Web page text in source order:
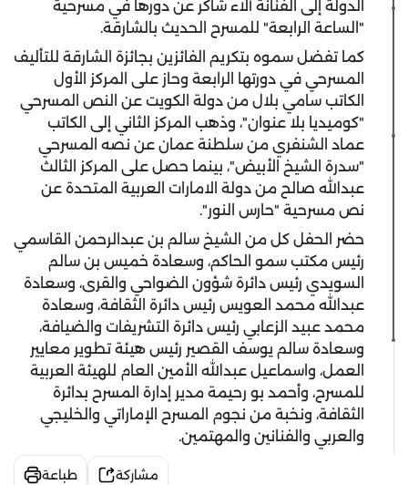
الدولة إلى الفنانة آلاء شاكر عن دورها في مسرحية
"الساعة الرابعة" للمسرح الحديث بالشارقة.
كما تفضل سموه بتكريم الفائزين بجائزة الشارقة للتأليف
المسرحي في دورتها الرابعة وحاز على المركز الأول
الكاتب سامي بلال من دولة الكويت عن النص المسرحي
"كوميديا بلا عنوان"، وذهب المركز الثاني إلى الكاتب
عماد الشنفري من سلطنة عمان عن نصه المسرحي
"سدرة الشيخ الأبيض"، بينما حصل على المركز الثالث
عبدالله صالح من دولة الامارات العربية المتحدة عن
نص مسرحية "حارس النور".
حضر الحفل كل من الشيخ سالم بن عبدالرحمن القاسمي
رئيس مكتب سمو الحاكم، وسعادة خميس بن سالم
السويدي رئيس دائرة شؤون الضواحي والقرى، وسعادة
عبدالله محمد العويس رئيس دائرة الثقافة، وسعادة
محمد عبيد الزعابي رئيس دائرة التشريفات والضيافة،
وسعادة سالم يوسف القصير رئيس هيئة تطوير معايير
العمل، واسماعيل عبدالله الأمين العام للهيئة العربية
للمسرح، وأحمد بو رحيمة مدير إدارة المسرح بدائرة
الثقافة، ونخبة من نجوم المسرح الإماراتي والخليجي
والعربي والفنانين والمهتمين.
مشاركة طباعة